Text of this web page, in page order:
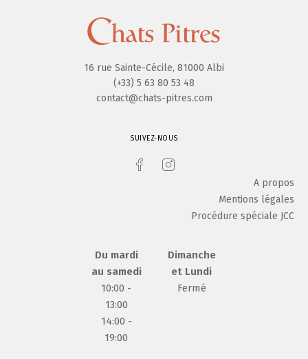
SUIVEZ-NOUS
16 rue Sainte-Cécile, 81000 Albi
(+33) 5 63 80 53 48
contact@chats-pitres.com
A propos
Mentions légales
Procédure spéciale JCC
Du mardi
au samedi
10:00 -
13:00
14:00 -
19:00
Dimanche
et Lundi
Fermé